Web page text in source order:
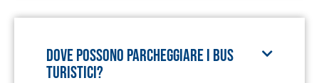
Dove possono parcheggiare i bus
turistici?